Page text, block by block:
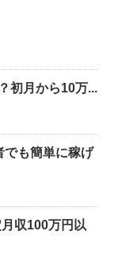
初月から10万...
でも簡単に稼げ
収100万円以